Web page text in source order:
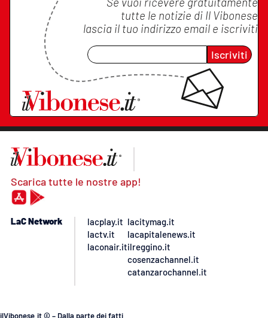
tutte le notizie di Il Vibonese
lascia il tuo indirizzo email e iscriviti
Iscriviti
Scarica tutte le nostre app!
LaC Network
lacplay.it
lactv.it
laconair.it
lacitymag.it
lacapitalenews.it
ilreggino.it
cosenzachannel.it
catanzarochannel.it
ilVibonese.it © – Dalla parte dei fatti